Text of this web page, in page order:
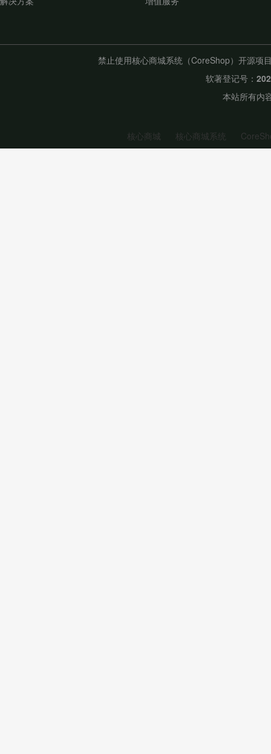
禁止使用核心商城系统（CoreShop）开源项
软著登记号：
本站所有内
核心商城 核心商城系统